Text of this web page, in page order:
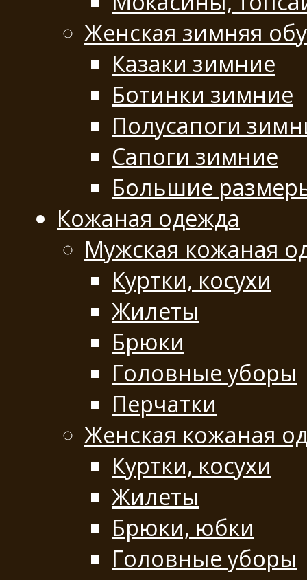
Женская зимняя
Казаки зимние
Ботинки зимние
Полусапоги
Сапоги зимние
Большие
Кожаная одежда
Мужская кожаная
Куртки, косухи
Жилеты
Брюки
Головные уборы
Перчатки
Женская кожаная
Куртки, косухи
Жилеты
Брюки, юбки
Головные уборы